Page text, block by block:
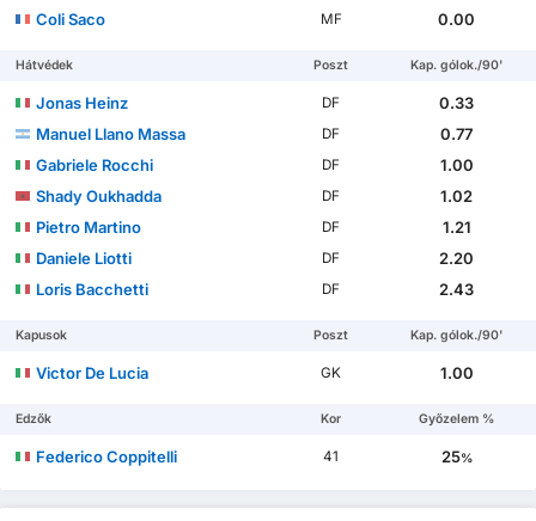
Coli Saco
MF 0.00
Hátvédek Poszt Kap. gólok./90'
Jonas Heinz DF
0.33
Manuel Llano Massa
DF
0.77
Gabriele Rocchi
DF
1.00
Shady Oukhadda
DF
1.02
Pietro Martino
DF
1.21
Daniele Liotti
DF
2.20
Loris Bacchetti
DF 2.43
Kapusok Poszt Kap. gólok./90'
Victor De Lucia GK 1.00
Edzők Kor Győzelem %
Federico Coppitelli 41 25%